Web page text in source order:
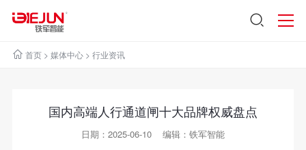
首页> 媒体中心> 行业资讯
国内高端人行通道闸十大品牌权威盘点
日期：2025-06-10 编辑：铁军智能